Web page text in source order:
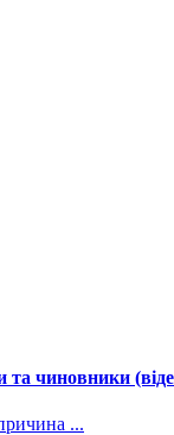
та чиновники
...